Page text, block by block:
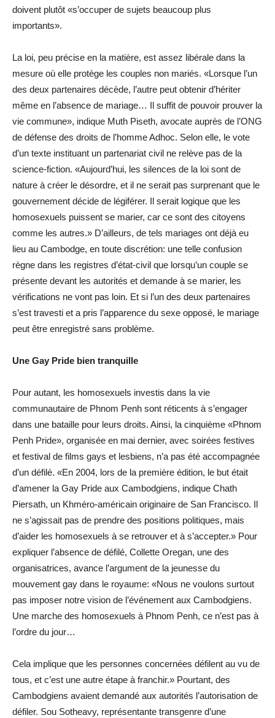
doivent plutôt «s’occuper de sujets beaucoup plus
importants».
La loi, peu précise en la matière, est assez libérale dans la
mesure où elle protège les couples non mariés. «Lorsque l’un
des deux partenaires décède, l’autre peut obtenir d’hériter
même en l’absence de mariage… Il suffit de pouvoir prouver la
vie commune», indique Muth Piseth, avocate auprès de l’ONG
de défense des droits de l’homme Adhoc. Selon elle, le vote
d’un texte instituant un partenariat civil ne relève pas de la
science-fiction. «Aujourd’hui, les silences de la loi sont de
nature à créer le désordre, et il ne serait pas surprenant que le
gouvernement décide de légiférer. Il serait logique que les
homosexuels puissent se marier, car ce sont des citoyens
comme les autres.» D’ailleurs, de tels mariages ont déjà eu
lieu au Cambodge, en toute discrétion: une telle confusion
règne dans les registres d’état-civil que lorsqu’un couple se
présente devant les autorités et demande à se marier, les
vérifications ne vont pas loin. Et si l’un des deux partenaires
s’est travesti et a pris l’apparence du sexe opposé, le mariage
peut être enregistré sans problème.
Une Gay Pride bien tranquille
Pour autant, les homosexuels investis dans la vie
communautaire de Phnom Penh sont réticents à s’engager
dans une bataille pour leurs droits. Ainsi, la cinquième «Phnom
Penh Pride», organisée en mai dernier, avec soirées festives
et festival de films gays et lesbiens, n’a pas été accompagnée
d’un défilé. «En 2004, lors de la première édition, le but était
d’amener la Gay Pride aux Cambodgiens, indique Chath
Piersath, un Khméro-américain originaire de San Francisco. Il
ne s’agissait pas de prendre des positions politiques, mais
d’aider les homosexuels à se retrouver et à s’accepter.» Pour
expliquer l’absence de défilé, Collette Oregan, une des
organisatrices, avance l’argument de la jeunesse du
mouvement gay dans le royaume: «Nous ne voulons surtout
pas imposer notre vision de l’événement aux Cambodgiens.
Une marche des homosexuels à Phnom Penh, ce n’est pas à
l’ordre du jour…
Cela implique que les personnes concernées défilent au vu de
tous, et c’est une autre étape à franchir.» Pourtant, des
Cambodgiens avaient demandé aux autorités l’autorisation de
défiler. Sou Sotheavy, représentante transgenre d’une